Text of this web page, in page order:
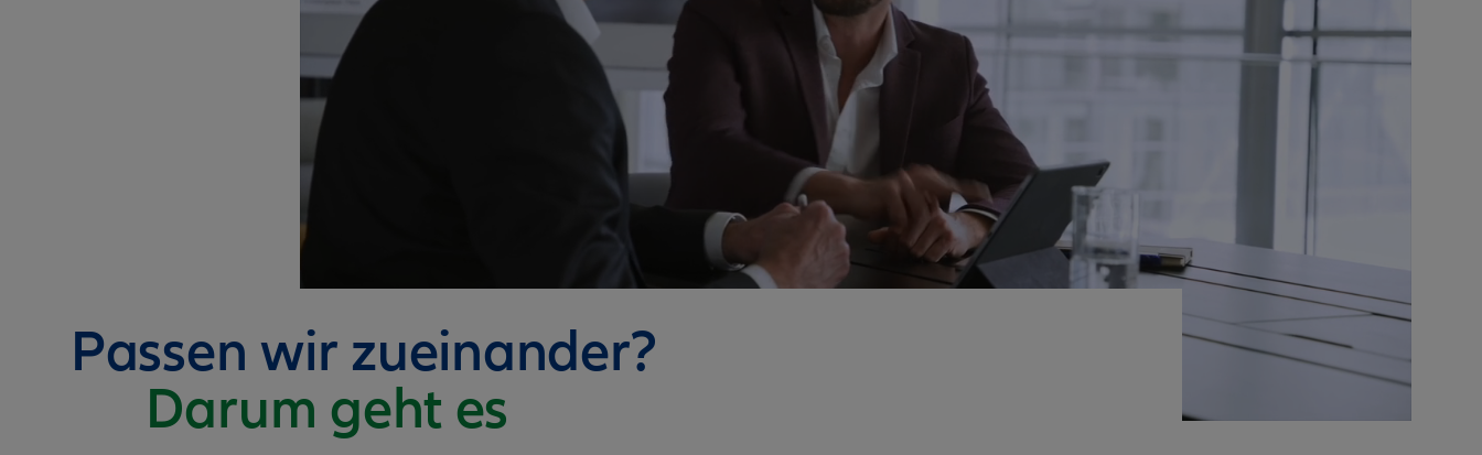
Passen wir zueinander?
Darum geht es